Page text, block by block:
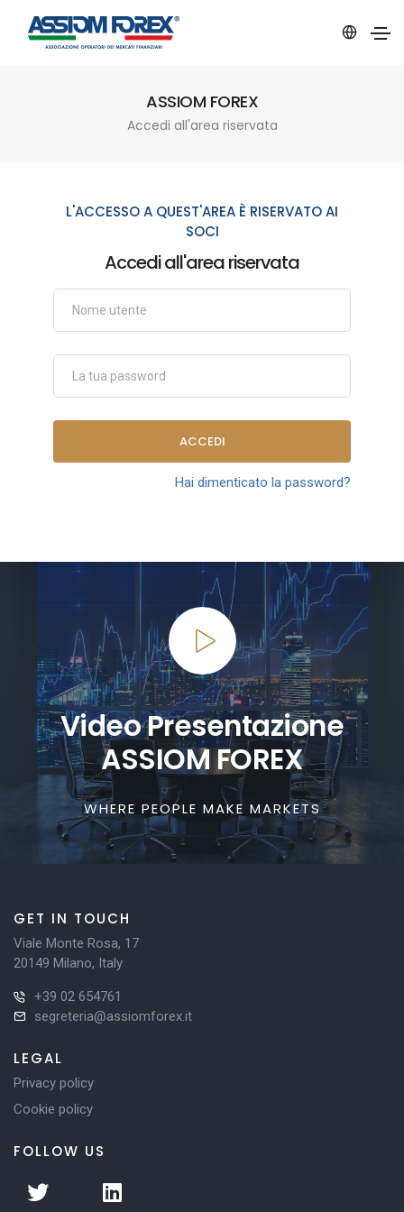
ASSIOM FOREX
Accedi all'area riservata
L'ACCESSO A QUEST'AREA È RISERVATO AI
SOCI
Accedi all'area riservata
ACCEDI
Hai dimenticato la password?
Video Presentazione
ASSIOM FOREX
WHERE PEOPLE MAKE MARKETS
GET IN TOUCH
Viale Monte Rosa, 17
20149 Milano, Italy
+39 02 654761
segreteria@assiomforex.it
LEGAL
Privacy policy
Cookie policy
FOLLOW US